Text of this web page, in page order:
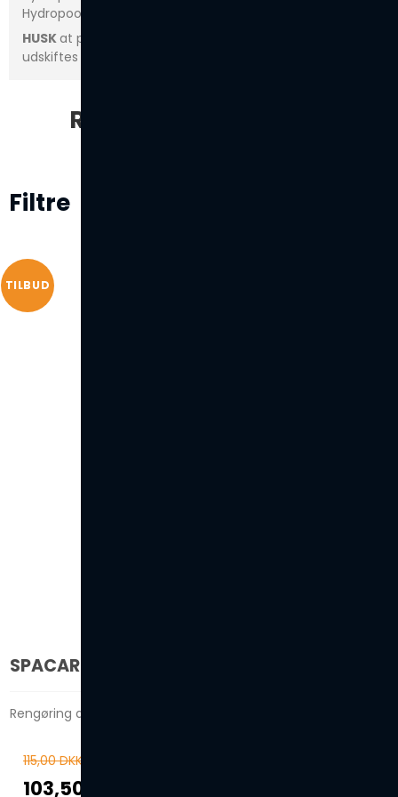
Hydropool Self-Cleaning Swim Spa
HUSKat patronfiltre til udendørs spa / swimspa bør
udskiftes efter 9 - 12 måneder uanset mærke.
Relaterede produkter
Filtre
TILBUD
SPACARE FILTER CLEANER 500 ML
Rengøring af snavsede filterpatroner i udendørs spa.
115,00 DKK
103,50 DKK